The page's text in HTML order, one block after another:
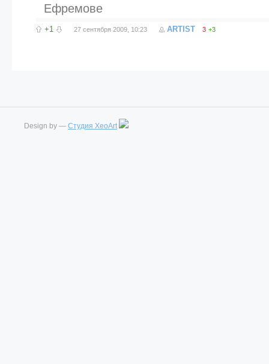
Ефремове
+1 27 сентября 2009, 10:23 ARTIST 3 +3
Design by — Студия XeoArt